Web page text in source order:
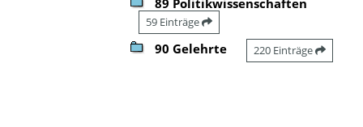
59 Einträge
90 Gelehrte 220 Einträge